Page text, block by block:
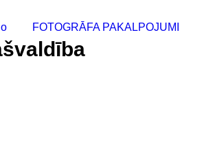
FOTOGRĀFA PAKALPOJUMI